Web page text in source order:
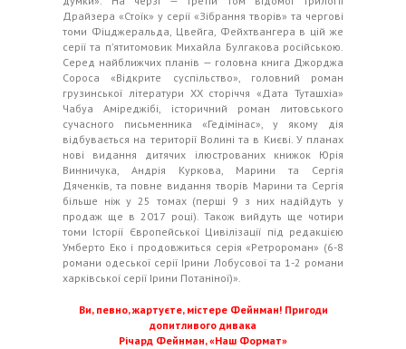
Драйзера «Стоїк» у серії «Зібрання творів» та чергові
томи Фіцджеральда, Цвейга, Фейхтвангера в цій же
серії та п’ятитомовик Михайла Булгакова російською.
Серед найближчих планів — головна книга Джорджа
Сороса «Відкрите суспільство», головний роман
грузинської літератури ХХ сторіччя «Дата Туташхіа»
Чабуа Аміреджібі, історичний роман литовського
сучасного письменника «Гедімінас», у якому дія
відбувається на території Волині та в Києві. У планах
нові видання дитячих ілюстрованих книжок Юрія
Винничука, Андрія Куркова, Марини та Сергія
Дяченків, та повне видання творів Марини та Сергія
більше ніж у 25 томах (перші 9 з них надійдуть у
продаж ще в 2017 році). Також вийдуть ще чотири
томи Історії Європейської Цивілізації під редакцією
Умберто Еко і продовжиться серія «Ретророман» (6-8
романи одеської серії Ірини Лобусової та 1-2 романи
харківської серії Ірини Потаніної)».
Ви, певно, жартуєте, містере Фейнман! Пригоди
допитливого дивака
Річард Фейнман, «Наш Формат»